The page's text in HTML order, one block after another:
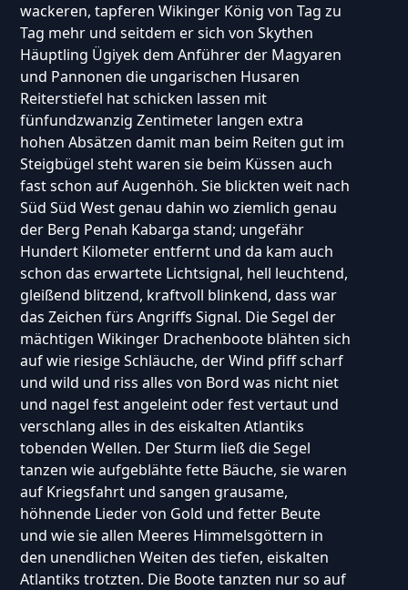
wackeren, tapferen Wikinger König von Tag zu
Tag mehr und seitdem er sich von Skythen
Häuptling Ügiyek dem Anführer der Magyaren
und Pannonen die ungarischen Husaren
Reiterstiefel hat schicken lassen mit
fünfundzwanzig Zentimeter langen extra
hohen Absätzen damit man beim Reiten gut im
Steigbügel steht waren sie beim Küssen auch
fast schon auf Augenhöh. Sie blickten weit nach
Süd Süd West genau dahin wo ziemlich genau
der Berg Penah Kabarga stand; ungefähr
Hundert Kilometer entfernt und da kam auch
schon das erwartete Lichtsignal, hell leuchtend,
gleißend blitzend, kraftvoll blinkend, dass war
das Zeichen fürs Angriffs Signal. Die Segel der
mächtigen Wikinger Drachenboote blähten sich
auf wie riesige Schläuche, der Wind pfiff scharf
und wild und riss alles von Bord was nicht niet
und nagel fest angeleint oder fest vertaut und
verschlang alles in des eiskalten Atlantiks
tobenden Wellen. Der Sturm ließ die Segel
tanzen wie aufgeblähte fette Bäuche, sie waren
auf Kriegsfahrt und sangen grausame,
höhnende Lieder von Gold und fetter Beute
und wie sie allen Meeres Himmelsgöttern in
den unendlichen Weiten des tiefen, eiskalten
Atlantiks trotzten. Die Boote tanzten nur so auf